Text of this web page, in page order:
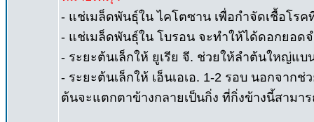
- แช่เมล็ดพันธุ์ใน ไคโตซาน เพื่อกำจัดเชื้อโร
- แช่เมล็ดพันธุ์ใน โบรอน จะทำให้ได้ดอกยอ
- ระยะต้นเล็กให้ ยูเรีย จี. ช่วยให้ลำต้นใหญ่แ
- ระยะต้นเล็กให้ เอ็นเอเอ. 1-2 รอบ นอกจา
ต้นจะแตกตาข้างกลายเป็นกิ่ง ที่กิ่งข้างนี้สาม